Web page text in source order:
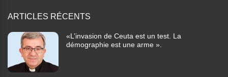
ARTICLES RÉCENTS
«L’invasion de Ceuta est un test. La
démographie est une arme ».